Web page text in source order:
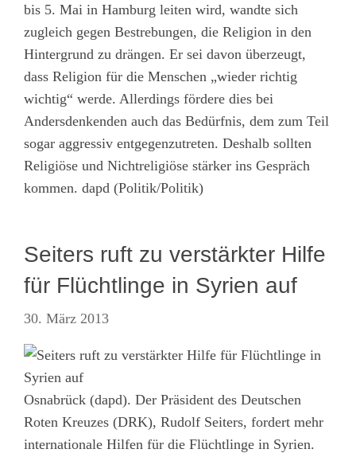
bis 5. Mai in Hamburg leiten wird, wandte sich
zugleich gegen Bestrebungen, die Religion in den
Hintergrund zu drängen. Er sei davon überzeugt,
dass Religion für die Menschen „wieder richtig
wichtig“ werde. Allerdings fördere dies bei
Andersdenkenden auch das Bedürfnis, dem zum Teil
sogar aggressiv entgegenzutreten. Deshalb sollten
Religiöse und Nichtreligiöse stärker ins Gespräch
kommen. dapd (Politik/Politik)
Seiters ruft zu verstärkter Hilfe
für Flüchtlinge in Syrien auf
30. März 2013
Osnabrück (dapd). Der Präsident des Deutschen
Roten Kreuzes (DRK), Rudolf Seiters, fordert mehr
internationale Hilfen für die Flüchtlinge in Syrien.